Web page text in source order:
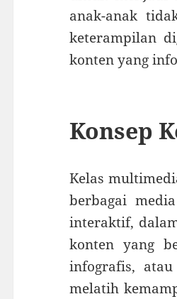
anak-anak
keterampilan
konten yang
Konsep
Kelas
berbagai
interaktif,
konten yang
infografis,
melatih